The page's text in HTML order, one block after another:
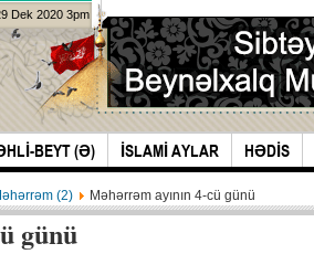
BEYT (Ə) İSLAMİ AYLAR HƏDİS
Dek 2020 3pm
(2) Məhərrəm ayının 4-cü günü
günü